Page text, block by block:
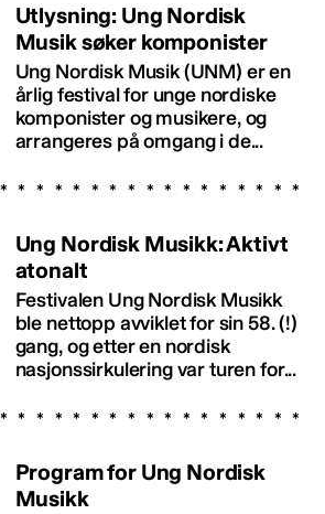
Utlysning: Ung Nordisk
Musik søker komponister
Ung Nordisk Musik (UNM) er en
årlig festival for unge nordiske
komponister og musikere, og
arrangeres på omgang i de...
Ung Nordisk Musikk: Aktivt
atonalt
Festivalen Ung Nordisk Musikk
ble nettopp avviklet for sin 58. (!)
gang, og etter en nordisk
nasjonssirkulering var turen for...
Program for Ung Nordisk
Musikk